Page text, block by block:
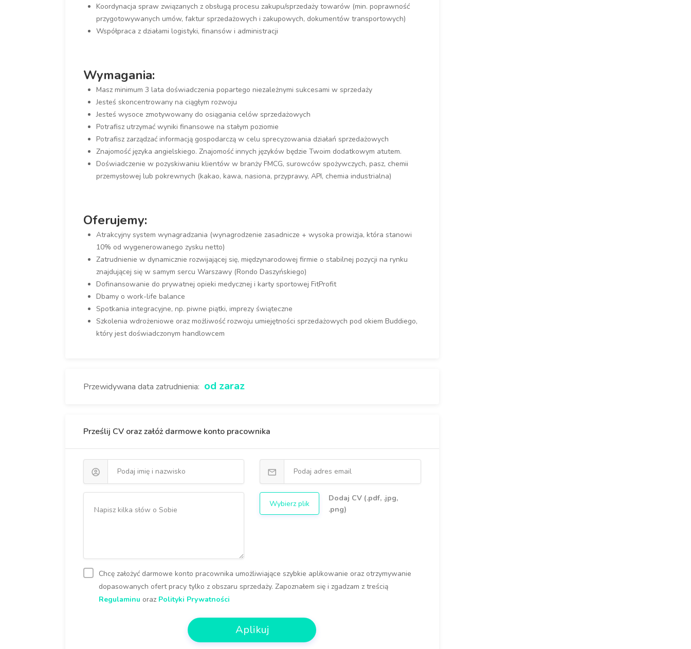
Koordynacja spraw związanych z obsługą procesu zakupu/sprzedaży towarów (min. poprawność
przygotowywanych umów, faktur sprzedażowych i zakupowych, dokumentów transportowych)
Współpraca z działami logistyki, finansów i administracji
Wymagania:
Masz minimum 3 lata doświadczenia popartego niezależnymi sukcesami w sprzedaży
Jesteś skoncentrowany na ciągłym rozwoju
Jesteś wysoce zmotywowany do osiągania celów sprzedażowych
Potrafisz utrzymać wyniki finansowe na stałym poziomie
Potrafisz zarządzać informacją gospodarczą w celu sprecyzowania działań sprzedażowych
Znajomość języka angielskiego. Znajomość innych języków będzie Twoim dodatkowym atutem.
Doświadczenie w pozyskiwaniu klientów w branży FMCG, surowców spożywczych, pasz, chemii
przemysłowej lub pokrewnych (kakao, kawa, nasiona, przyprawy, API, chemia industrialna)
Oferujemy:
Atrakcyjny system wynagradzania (wynagrodzenie zasadnicze + wysoka prowizja, która stanowi
10% od wygenerowanego zysku netto)
Zatrudnienie w dynamicznie rozwijającej się, międzynarodowej firmie o stabilnej pozycji na rynku
znajdującej się w samym sercu Warszawy (Rondo Daszyńskiego)
Dofinansowanie do prywatnej opieki medycznej i karty sportowej FitProfit
Dbamy o work-life balance
Spotkania integracyjne, np. piwne piątki, imprezy świąteczne
Szkolenia wdrożeniowe oraz możliwość rozwoju umiejętności sprzedażowych pod okiem Buddiego,
który jest doświadczonym handlowcem
Przewidywana data zatrudnienia: od zaraz
Prześlij CV oraz załóż darmowe konto pracownika
Wybierz plik
Dodaj CV (.pdf, .jpg,
.png)
Chcę założyć darmowe konto pracownika umożliwiające szybkie aplikowanie oraz otrzymywanie
dopasowanych ofert pracy tylko z obszaru sprzedaży. Zapoznałem się i zgadzam z treścią
Regulaminu oraz Polityki Prywatności
Aplikuj